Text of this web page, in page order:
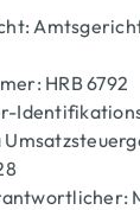
HRB 6792